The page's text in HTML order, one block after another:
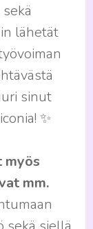
lähetät
sinut
✨
myös
mm.